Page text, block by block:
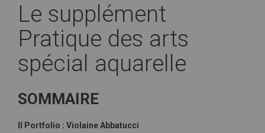
Le supplément
Pratique des arts
spécial aquarelle
SOMMAIRE
II Portfolio : Violaine Abbatucci